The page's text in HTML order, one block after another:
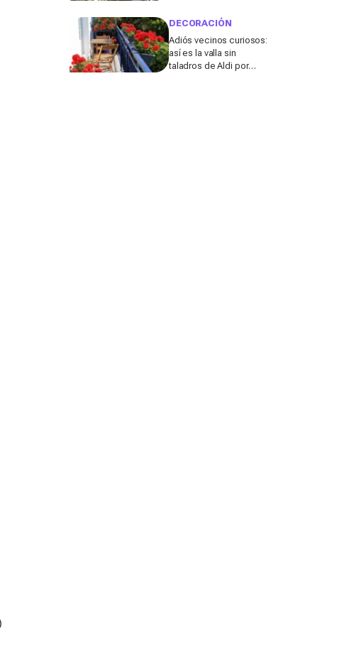
de fuertes lluvias las
DECORACIÓN
Adiós vecinos curiosos:
así es la valla sin
taladros de Aldi por